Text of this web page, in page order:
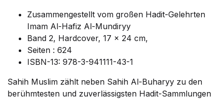
Zusammengestellt vom großen Hadit-Gelehrten
Imam Al-Hafiz Al-Mundiryy
Band 2, Hardcover, 17 x 24 cm,
Seiten : 624
ISBN-13: 978-3-941111-43-1
Sahih Muslim zählt neben Sahih Al-Buharyy zu den
berühmtesten und zuverlässigsten Hadit-Sammlungen